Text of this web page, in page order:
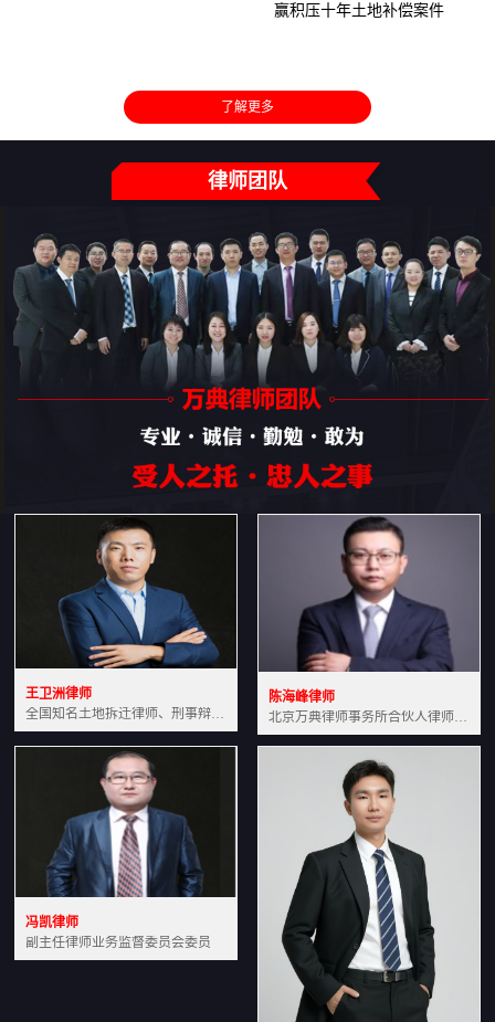
赢积压十年土地补偿案件
了解更多
律师团队
王卫洲律师
全国知名土地拆迁律师、刑事辩护律师北京万典律师事务所主任中国法学会会员北京市行政法研究会理事
陈海峰律师
北京万典律师事务所合伙人律师土地房产专业资深律师
冯凯律师
副主任律师业务监督委员会委员